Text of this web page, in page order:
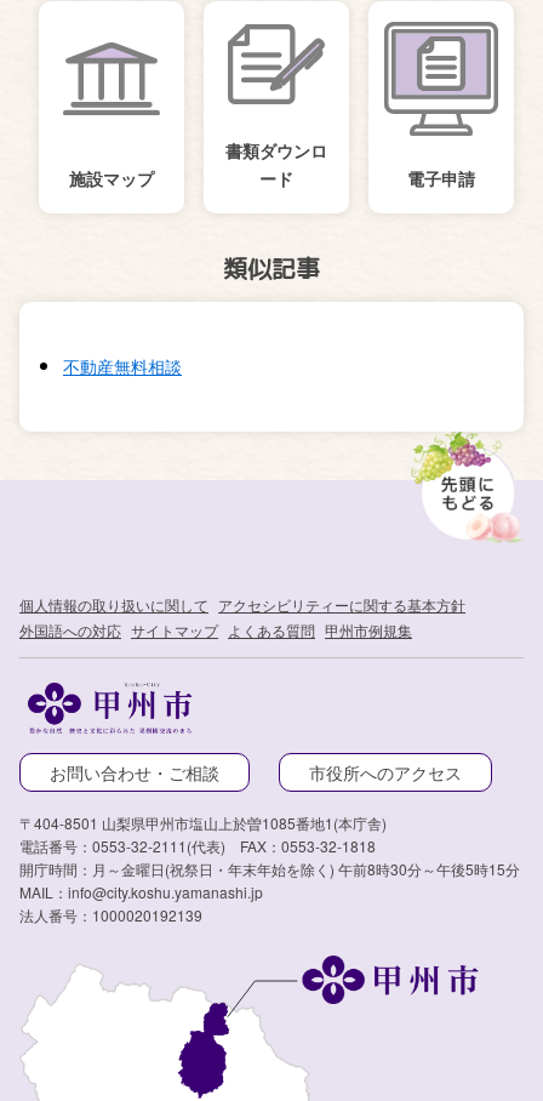
施設マップ
書類ダウンロ
ード
電子申請
類似記事
不動産無料相談
個人情報の取り扱いに関して アクセシビリティーに関する基本方針
外国語への対応 サイトマップ よくある質問 甲州市例規集
お問い合わせ・ご相談 市役所へのアクセス
〒404-8501 山梨県甲州市塩山上於曽1085番地1(本庁舎)
電話番号：0553-32-2111(代表) FAX：0553-32-1818
開庁時間：月～金曜日(祝祭日・年末年始を除く) 午前8時30分～午後5時15分
MAIL：info@city.koshu.yamanashi.jp
法人番号：1000020192139